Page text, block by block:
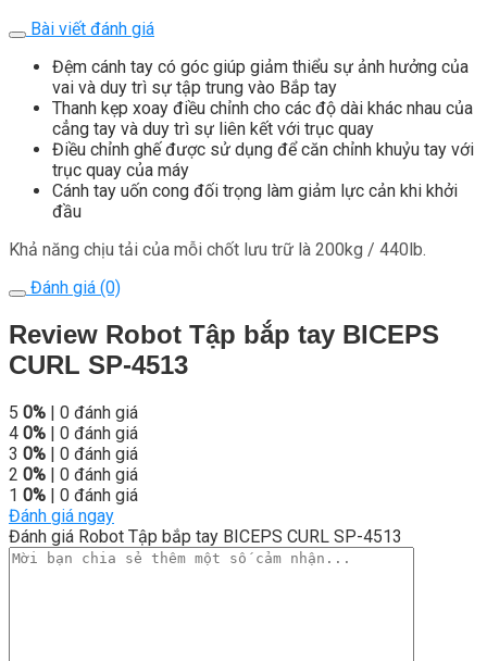
Bài viết đánh giá
Đệm cánh tay có góc giúp giảm thiểu sự ảnh hưởng của
vai và duy trì sự tập trung vào Bắp tay
Thanh kẹp xoay điều chỉnh cho các độ dài khác nhau của
cẳng tay và duy trì sự liên kết với trục quay
Điều chỉnh ghế được sử dụng để căn chỉnh khuỷu tay với
trục quay của máy
Cánh tay uốn cong đối trọng làm giảm lực cản khi khởi
đầu
Khả năng chịu tải của mỗi chốt lưu trữ là 200kg / 440lb.
Đánh giá (0)
Review Robot Tập bắp tay BICEPS
CURL SP-4513
5 0% | 0 đánh giá
4 0% | 0 đánh giá
3 0% | 0 đánh giá
2 0% | 0 đánh giá
1 0% | 0 đánh giá
Đánh giá ngay
Đánh giá Robot Tập bắp tay BICEPS CURL SP-4513